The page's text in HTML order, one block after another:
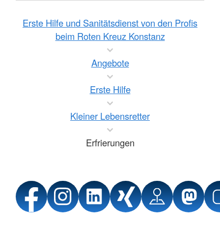
Erste Hilfe und Sanitätsdienst von den Profis
beim Roten Kreuz Konstanz
Angebote
Erste Hilfe
Kleiner Lebensretter
Erfrierungen